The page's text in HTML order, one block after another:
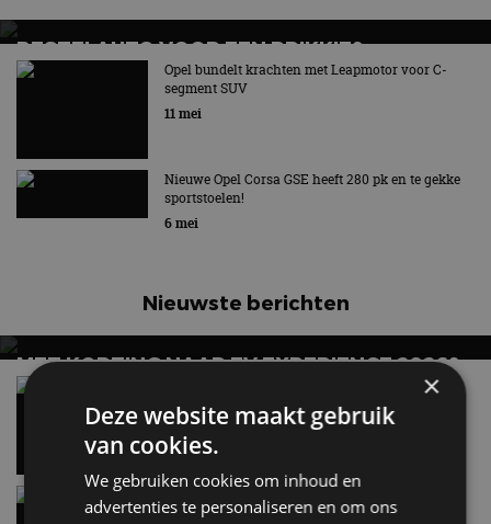
BESTELAUTO VOOR EEN PRIKKIE?
STELLANTIS KOMT MET SMART COMPACT
Opel bundelt krachten met Leapmotor voor C-
segment SUV
11 mei
Nieuwe Opel Corsa GSE heeft 280 pk en te gekke
sportstoelen!
6 mei
Nieuwste berichten
MET KORTING NAAR EV EXPERIENCE 2026?
AUTORAI REGELT HET!
EV Experience 2026 van 24 tot 26 september
Vergelijking: BMW iX3 vs Volvo EX60 – Welke
moet je hebben?
28 mei
Gespot: een Chevrolet Corvette Z06
×
Deze website maakt gebruik
van cookies.
We gebruiken cookies om inhoud en
advertenties te personaliseren en om ons